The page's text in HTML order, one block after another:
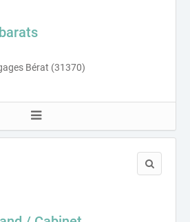
Bérat (31370)